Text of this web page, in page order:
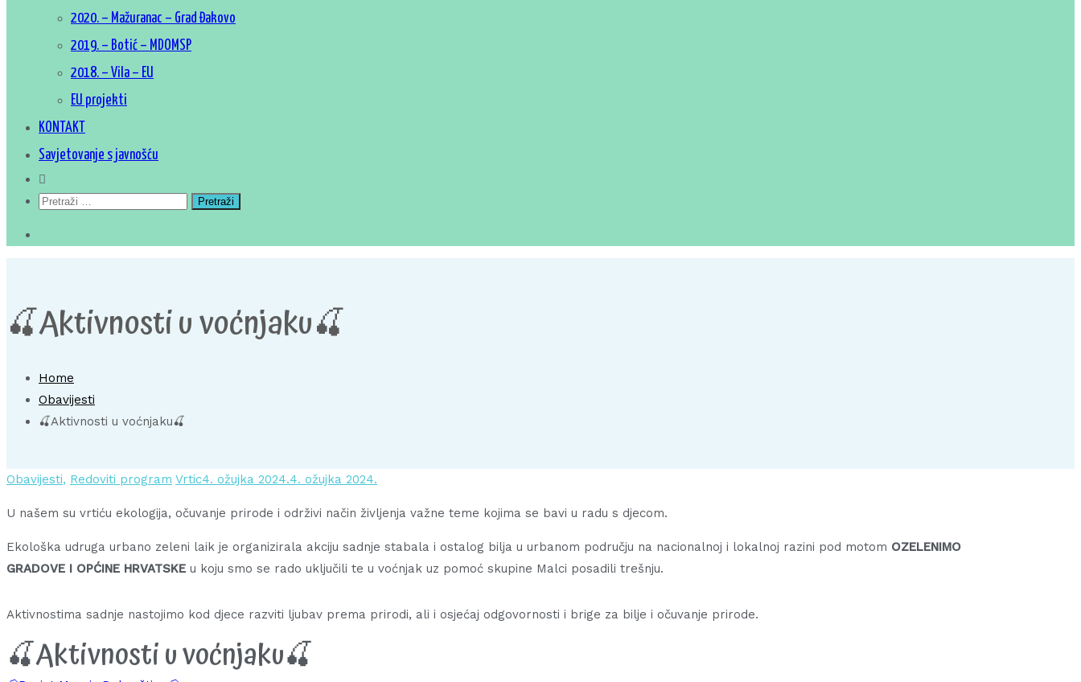
2020. – Mažuranac – Grad Đakovo
2019. – Botić – MDOMSP
2018. – Vila – EU
EU projekti
KONTAKT
Savjetovanje s javnošću
Pretraži:
🍒Aktivnosti u voćnjaku🍒
Home
Obavijesti
🍒Aktivnosti u voćnjaku🍒
Obavijesti, Redoviti program Vrtic4. ožujka 2024.4. ožujka 2024.
U našem su vrtiću ekologija, očuvanje prirode i održivi način življenja važne teme kojima se bavi u radu s djecom.
Ekološka udruga urbano zeleni laik je organizirala akciju sadnje stabala i ostalog bilja u urbanom području na nacionalnoj i lokalnoj razini pod motom OZELENIMO
GRADOVE I OPĆINE HRVATSKE u koju smo se rado uključili te u voćnjak uz pomoć skupine Malci posadili trešnju.
Aktivnostima sadnje nastojimo kod djece razviti ljubav prema prirodi, ali i osjećaj odgovornosti i brige za bilje i očuvanje prirode.
🍒Aktivnosti u voćnjaku🍒